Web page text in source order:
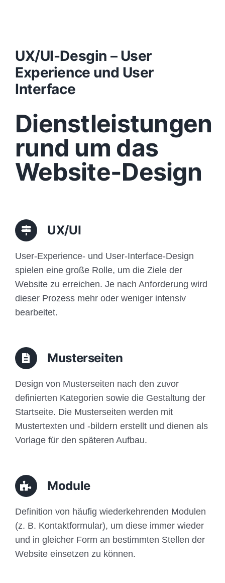
Konzept
Design
Content
Funktionen
Aufbau
UX/UI-Desgin – User
Experience und User
Interface
Dienstleistungen
rund um das
Website-Design
UX/UI
User-Experience- und User-Interface-Design
spielen eine große Rolle, um die Ziele der
Website zu erreichen. Je nach Anforderung wird
dieser Prozess mehr oder weniger intensiv
bearbeitet.
Musterseiten
Design von Musterseiten nach den zuvor
definierten Kategorien sowie die Gestaltung der
Startseite. Die Musterseiten werden mit
Mustertexten und -bildern erstellt und dienen als
Vorlage für den späteren Aufbau.
Module
Definition von häufig wiederkehrenden Modulen
(z. B. Kontaktformular), um diese immer wieder
und in gleicher Form an bestimmten Stellen der
Website einsetzen zu können.